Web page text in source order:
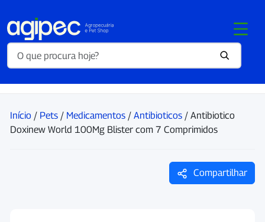
Início / Pets / Medicamentos / Antibioticos / Antibiotico
Doxinew World 100Mg Blister com 7 Comprimidos
Compartilhar